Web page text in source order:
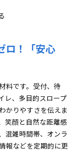
ロ！「安心
料です。受付、待
レ、多目的スロープ
かりやすさを伝えま
笑顔と自然な距離感
混雑時間帯、オンラ
報などを定期的に更